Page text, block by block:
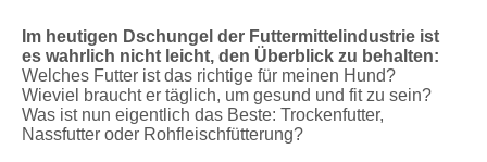
Im heutigen Dschungel der Futtermittelindustrie ist
es wahrlich nicht leicht, den Überblick zu behalten:
Welches Futter ist das richtige für meinen Hund?
Wieviel braucht er täglich, um gesund und fit zu sein?
Was ist nun eigentlich das Beste: Trockenfutter,
Nassfutter oder Rohfleischfütterung?